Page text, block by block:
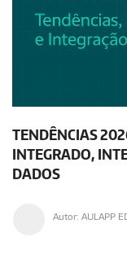
TENDÊNCIAS
INTEGRADO,
DADOS
Autor: AULAPP